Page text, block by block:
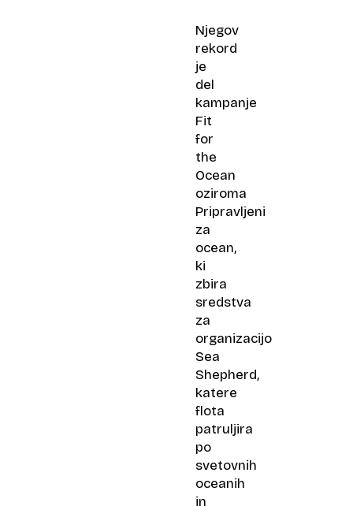
Njegov
rekord
je
del
kampanje
Fit
for
the
Ocean
oziroma
Pripravljeni
za
ocean,
ki
zbira
sredstva
za
organizacijo
Sea
Shepherd,
katere
flota
patruljira
po
svetovnih
oceanih
in